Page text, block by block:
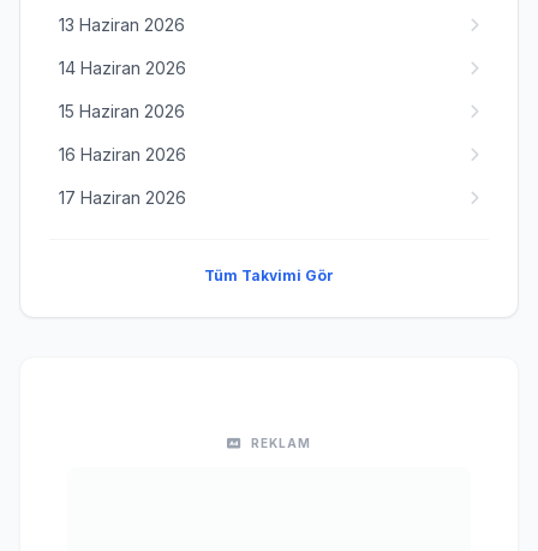
13 Haziran 2026
14 Haziran 2026
15 Haziran 2026
16 Haziran 2026
17 Haziran 2026
Tüm Takvimi Gör
REKLAM